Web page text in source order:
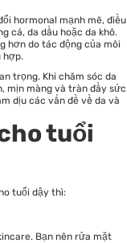
hormonal mạnh mẽ, điều
cá, da dầu hoặc da khô.
hơn do tác động của môi
hợp.
trọng. Khi chăm sóc da
mịn màng và tràn đầy sức
dịu các vấn đề về da và
tuổi
tuổi dậy thì:
Bạn nên rửa mặt